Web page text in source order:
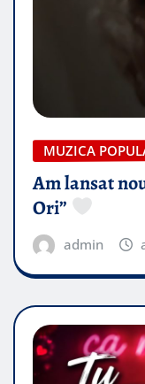
MUZICA
Am lansat
Ori”
admin